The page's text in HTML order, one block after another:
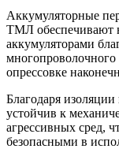
Аккумуляторные
ТМЛ обеспечивают
аккумуляторами
многопроволочного
опрессовке
Благодаря
устойчив к
агрессивных сред,
безопасными в